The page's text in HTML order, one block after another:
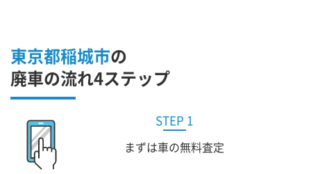
東京都稲城市の
廃車の流れ4ステップ
STEP 1
まずは車の無料査定